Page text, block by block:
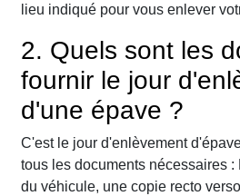
lieu indiqué pour vous enlever
2. Quels sont les
fournir le jour
d'une épave ?
C'est le jour d'enlèvement
tous les documents nécessaires
du véhicule, une copie recto